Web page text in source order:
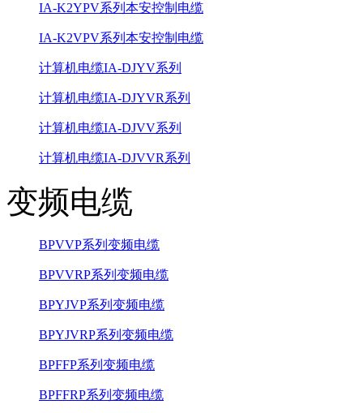
IA-K2YPV系列本安控制电缆
IA-K2VPV系列本安控制电缆
计算机电缆IA-DJYV系列
计算机电缆IA-DJYVR系列
计算机电缆IA-DJVV系列
计算机电缆IA-DJVVR系列
变频电缆
BPVVP系列变频电缆
BPVVRP系列变频电缆
BPYJVP系列变频电缆
BPYJVRP系列变频电缆
BPFFP系列变频电缆
BPFFRP系列变频电缆